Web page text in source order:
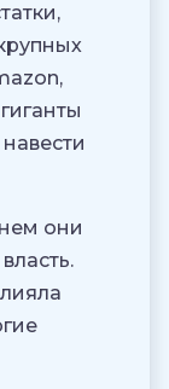
они